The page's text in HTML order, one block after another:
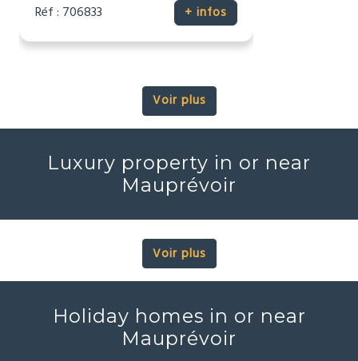
Réf : 706833 + infos
Voir plus
Luxury property in or near
Mauprévoir
Voir plus
Holiday homes in or near
Mauprévoir